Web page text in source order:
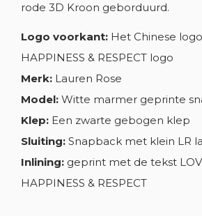
rode 3D Kroon geborduurd.
Logo voorkant: Het Chinese
HAPPINESS & RESPECT logo
Merk: Lauren Rose
Model: Witte marmer geprinte
Klep: Een zwarte gebogen klep
Sluiting: Snapback met klein LR
Inlining: geprint met de tekst
HAPPINESS & RESPECT